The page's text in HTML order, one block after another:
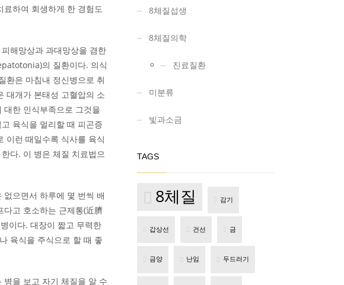
하여 회생하게 한 경험도
해망상과 과대망상을 겸한
의 질환이다. 의식
환은 마침내 정신병으로 취
대개가 본태성 고혈압의 소
한 인식부족으로 그것을
육식을 멀리할 때 피곤증
이런 때일수록 식사를 육식
다. 이 병은 체질 치료법으
으면서 하루에 몇 번씩 배
고 호소하는 근제통(近臍
이다. 대장이 짧고 무력한
육식을 주식으로 할 때 좋
을 보고 자기 체질을 알 수
8체질섭생
8체질의학
진료질환
미분류
빛과소금
TAGS
8체질 감기
갑상선 건선 금
금양 난임 두드러기